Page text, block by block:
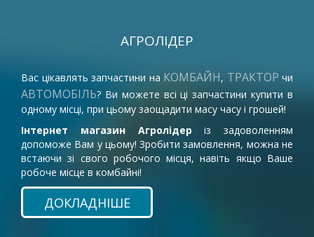
АГРОЛІДЕР
Вас цікавлять запчастини на КОМБАЙН, ТРАКТОР чи
АВТОМОБІЛЬ? Ви можете всі ці запчастини купити в
одному місці, при цьому заощадити масу часу і грошей!
Інтернет магазин Агролідер із задоволенням
допоможе Вам у цьому! Зробити замовлення, можна не
встаючи зі свого робочого місця, навіть якщо Ваше
робоче місце в комбайні!
ДОКЛАДНІШЕ